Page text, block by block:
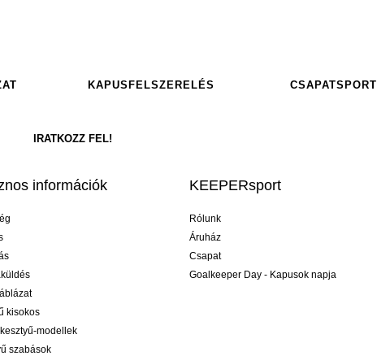
KAPUSFELSZERELÉS CSAPATSPORT
információk
kisokos
modellek
szabások
KEEPERsport
Rólunk
Áruház
Csapat
Goalkeeper Day - Kapusok napja